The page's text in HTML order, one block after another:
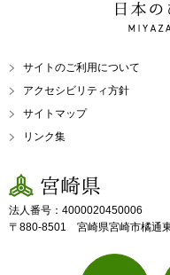
日本のひ
サイトのご利用について
アクセシビリティ方針
サイトマップ
リンク集
宮崎県
法人番号：4000020450006
〒880-8501 宮崎県宮崎市橘通